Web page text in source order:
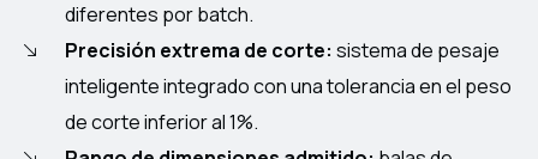
diferentes por batch.
Precisión extrema de corte: sistema de pesaje
inteligente integrado con una tolerancia en el peso
de corte inferior al 1%.